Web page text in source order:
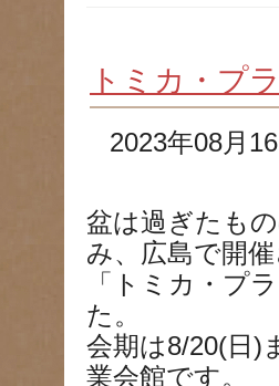
トミカ・プ
2023年08月
盆は過ぎたも
み、広島で開
「トミカ・プ
た。
会期は8/20(日)
業会館です。